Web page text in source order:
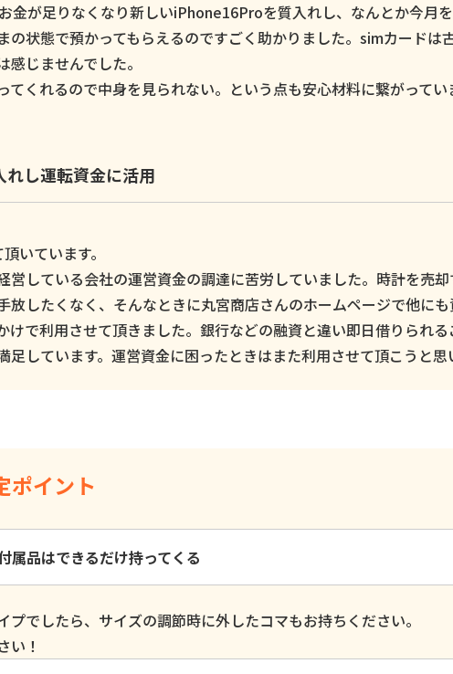
金が足りなくなり新しいiPhone16Proを質入れし、なんとか今月を
の状態で預かってもらえるのですごく助かりました。simカードは
じませんでした。
てくれるので中身を見られない。という点も安心材料に繋がってい
れし運転資金に活用
いています。
営している会社の運営資金の調達に苦労していました。時計を売
放したくなく、そんなときに丸宮商店さんのホームページで他に
けで利用させて頂きました。銀行などの融資と違い即日借りられ
足しています。運営資金に困ったときはまた利用させて頂こうと思
ポイント
属品はできるだけ持ってくる
プでしたら、サイズの調節時に外したコマもお持ちください。
い！